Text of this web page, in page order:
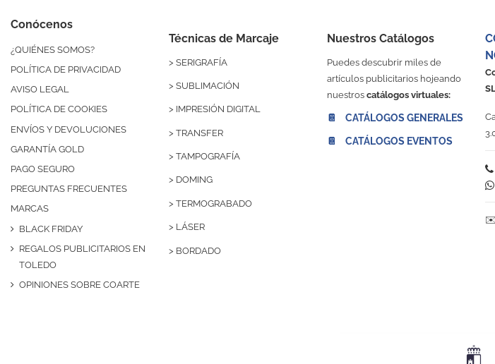
Conócenos
¿QUIÉNES SOMOS?
POLÍTICA DE PRIVACIDAD
AVISO LEGAL
POLÍTICA DE COOKIES
ENVÍOS Y DEVOLUCIONES
GARANTÍA GOLD
PAGO SEGURO
PREGUNTAS FRECUENTES
MARCAS
BLACK FRIDAY
REGALOS PUBLICITARIOS EN
TOLEDO
OPINIONES SOBRE COARTE
Técnicas de Marcaje
> SERIGRAFÍA
> SUBLIMACIÓN
> IMPRESIÓN DIGITAL
> TRANSFER
> TAMPOGRAFÍA
> DOMING
> TERMOGRABADO
> LÁSER
> BORDADO
Nuestros Catálogos
Puedes descubrir miles de
artículos publicitarios hojeando
nuestros catálogos virtuales:
📔 CATÁLOGOS GENERALES
📔 CATÁLOGOS EVENTOS
✉️